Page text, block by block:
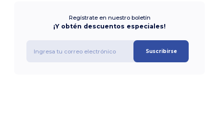
Regístrate en nuestro boletín
¡Y obtén descuentos especiales!
Suscribirse